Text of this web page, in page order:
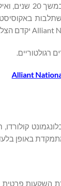
רגולטוריים.
Alliant